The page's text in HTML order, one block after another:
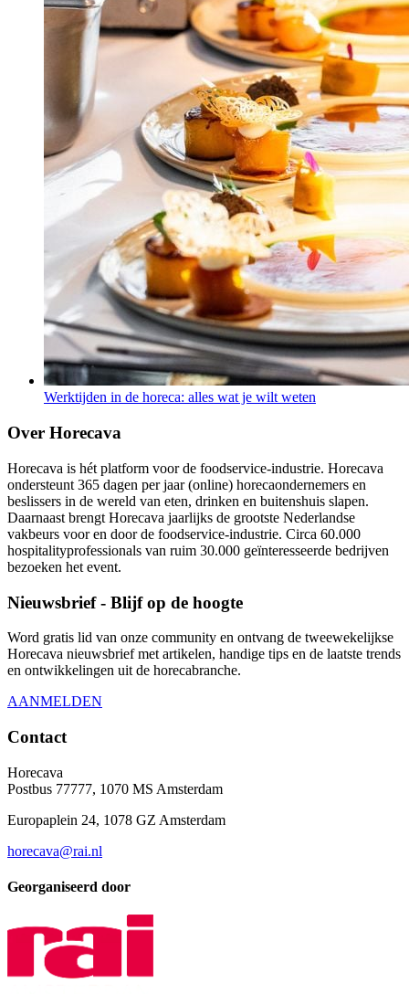
Werktijden in de horeca: alles wat je wilt weten
Over Horecava
Horecava is hét platform voor de foodservice-industrie. Horecava
ondersteunt 365 dagen per jaar (online) horecaondernemers en
beslissers in de wereld van eten, drinken en buitenshuis slapen.
Daarnaast brengt Horecava jaarlijks de grootste Nederlandse
vakbeurs voor en door de foodservice-industrie. Circa 60.000
hospitalityprofessionals van ruim 30.000 geïnteresseerde bedrijven
bezoeken het event.
Nieuwsbrief - Blijf op de hoogte
Word gratis lid van onze community en ontvang de tweewekelijkse
Horecava nieuwsbrief met artikelen, handige tips en de laatste trends
en ontwikkelingen uit de horecabranche.
AANMELDEN
Contact
Horecava
Postbus 77777, 1070 MS Amsterdam
Europaplein 24, 1078 GZ Amsterdam
horecava@rai.nl
Georganiseerd door